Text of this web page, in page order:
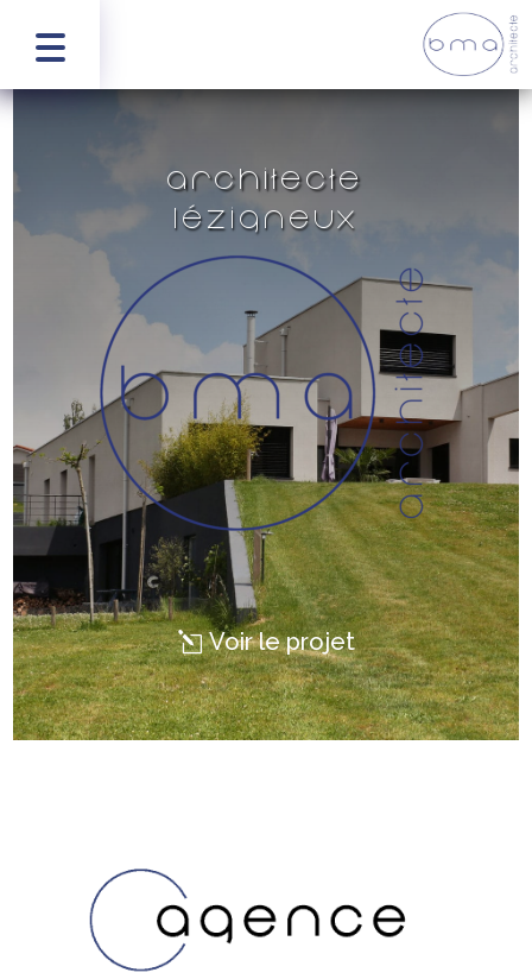
Architecte
Lézigneux
Voir le projet